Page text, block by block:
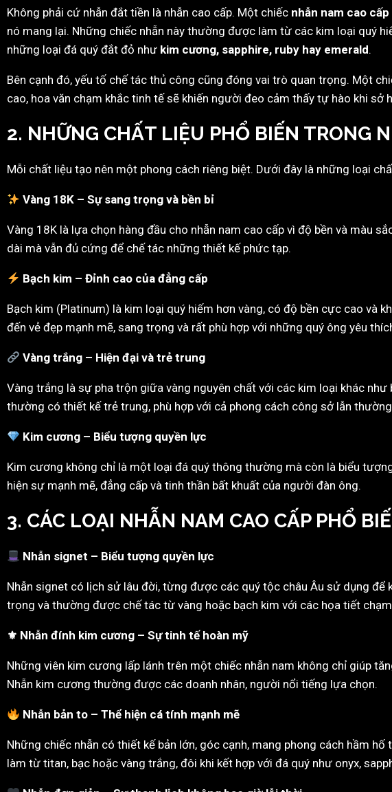
Không phải cứ nhẫn đắt tiền là nhẫn cao cấp. Một chiếc nhẫn nam cao cấp
nó mang lại. Những chiếc nhẫn này thường được làm từ các kim loại quý
những loại đá quý đắt đỏ như kim cương, sapphire, ruby hay emerald.
Bên cạnh đó, yếu tố chế tác thủ công cũng đóng vai trò quan trọng. Một
cao, hoa văn chạm khắc tinh tế sẽ khiến người đeo cảm thấy tự hào khi sở
2. NHỮNG CHẤT LIỆU PHỔ BIẾN TRONG
Mỗi chất liệu tạo nên một phong cách riêng biệt. Dưới đây là những loại
Vàng 18K – Sự sang trọng và bền bỉ
Vàng 18K là lựa chọn hàng đầu cho nhẫn nam cao cấp vì độ bền và màu
dài mà vẫn đủ cứng để chế tác những thiết kế phức tạp.
Bạch kim – Đỉnh cao của đẳng cấp
Bạch kim (Platinum) là kim loại quý hiếm hơn vàng, có độ bền cực cao và
đến vẻ đẹp mạnh mẽ, sang trọng và rất phù hợp với những quý ông yêu
Vàng trắng – Hiện đại và trẻ trung
Vàng trắng là sự pha trộn giữa vàng nguyên chất với các kim loại khác
thường có thiết kế trẻ trung, phù hợp với cả phong cách công sở lẫn thường
Kim cương – Biểu tượng quyền lực
Kim cương không chỉ là một loại đá quý thông thường mà còn là biểu
hiện sự mạnh mẽ, đẳng cấp và tinh thần bất khuất của người đàn ông.
3. CÁC LOẠI NHẪN NAM CAO CẤP PHỔ
Nhẫn signet – Biểu tượng quyền lực
Nhẫn signet có lịch sử lâu đời, từng được các quý tộc châu Âu sử dụng để
trọng và thường được chế tác từ vàng hoặc bạch kim với các họa tiết
⚜ Nhẫn đính kim cương – Sự tinh tế hoàn mỹ
Những viên kim cương lấp lánh trên một chiếc nhẫn nam không chỉ giúp
Nhẫn kim cương thường được các doanh nhân, người nổi tiếng lựa chọn.
Nhẫn bản to – Thể hiện cá tính mạnh mẽ
Những chiếc nhẫn có thiết kế bản lớn, góc cạnh, mang phong cách hầm
làm từ titan, bạc hoặc vàng trắng, đôi khi kết hợp với đá quý như onyx,